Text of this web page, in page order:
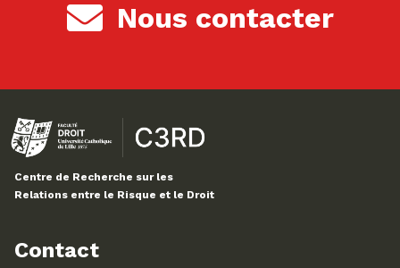
Nous contacter
Centre de Recherche sur les
Relations entre le Risque et le Droit
Contact